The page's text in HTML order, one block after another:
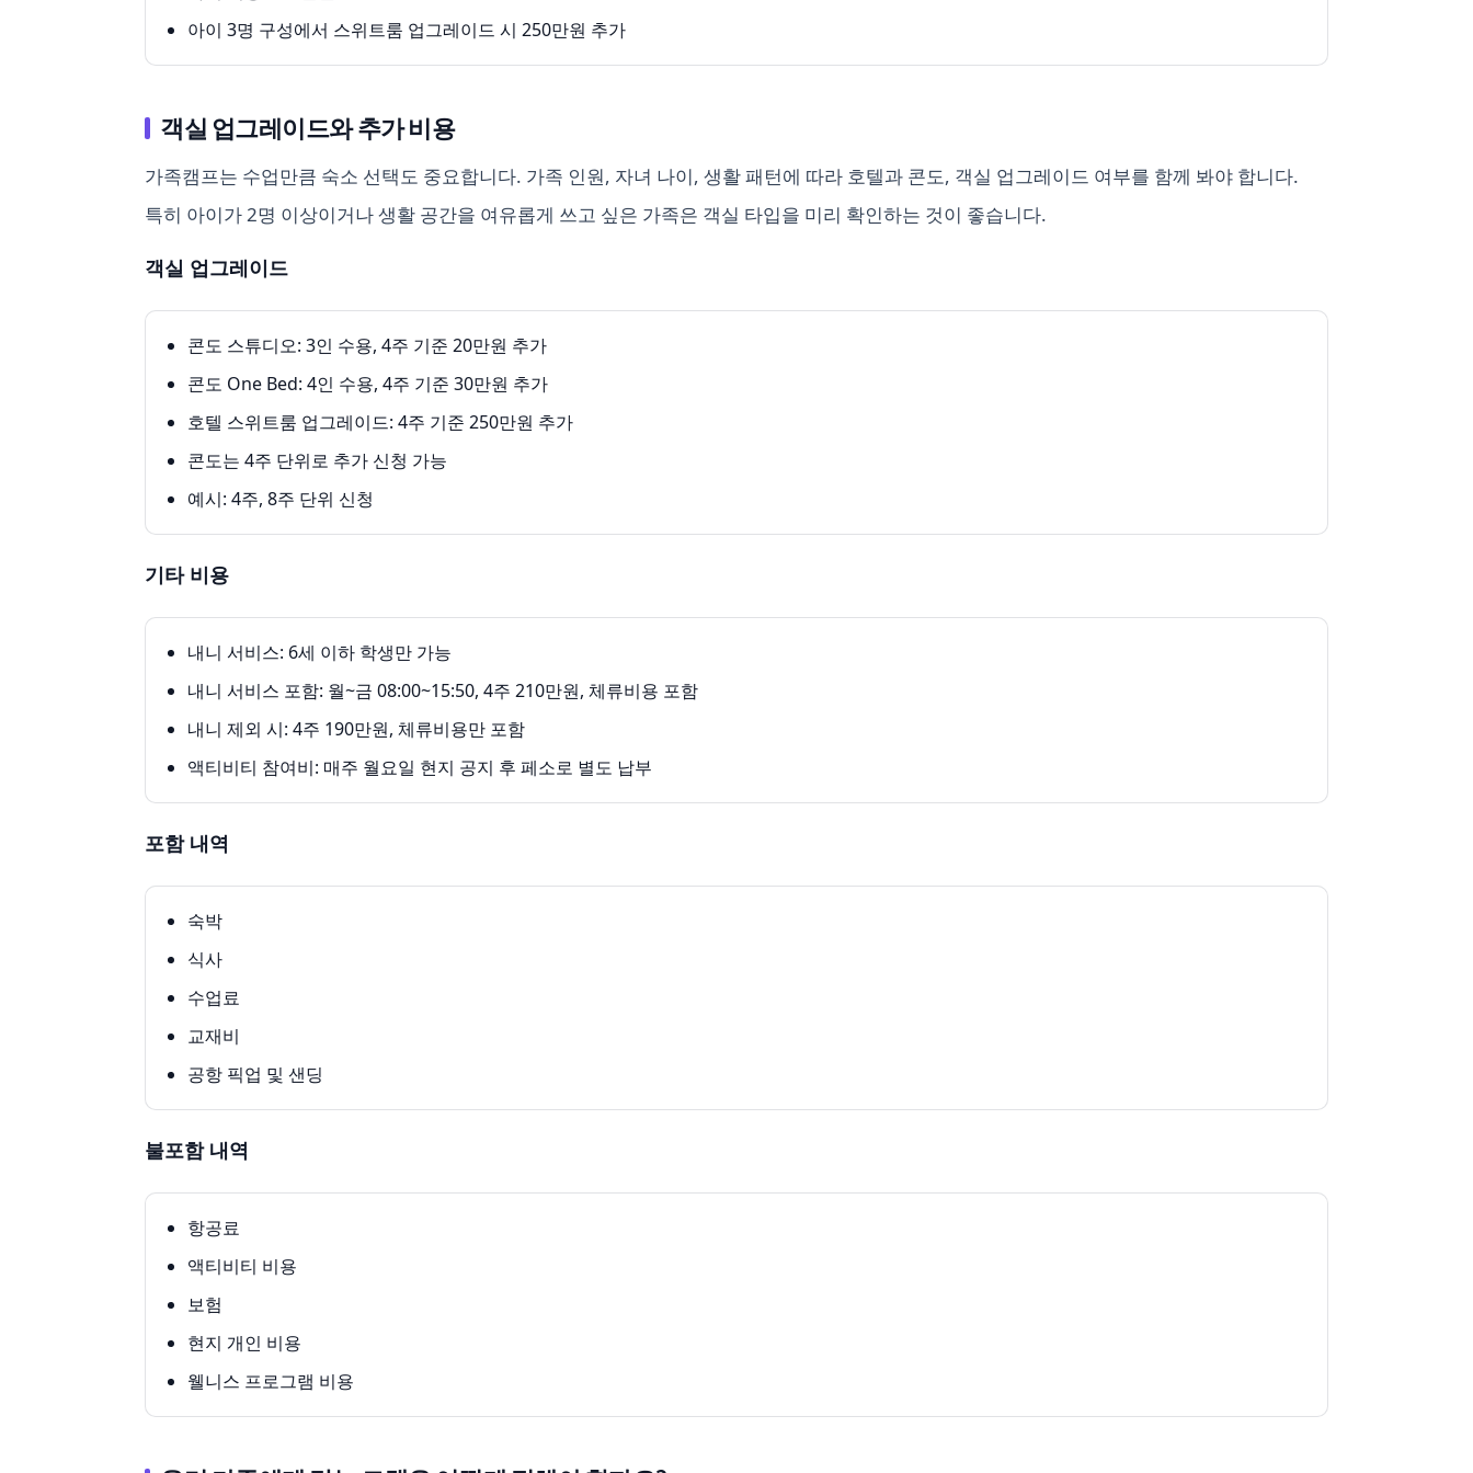
아이 3명 구성에서 스위트룸 업그레이드 시 250만원 추가
객실 업그레이드와 추가 비용
가족캠프는 수업만큼 숙소 선택도 중요합니다. 가족 인원, 자녀 나이, 생활 패턴에 따라 호텔과 콘도, 객실 업그레이드 여부를 함께 봐야 합니다.
특히 아이가 2명 이상이거나 생활 공간을 여유롭게 쓰고 싶은 가족은 객실 타입을 미리 확인하는 것이 좋습니다.
객실 업그레이드
콘도 스튜디오: 3인 수용, 4주 기준 20만원 추가
콘도 One Bed: 4인 수용, 4주 기준 30만원 추가
호텔 스위트룸 업그레이드: 4주 기준 250만원 추가
콘도는 4주 단위로 추가 신청 가능
예시: 4주, 8주 단위 신청
기타 비용
내니 서비스: 6세 이하 학생만 가능
내니 서비스 포함: 월~금 08:00~15:50, 4주 210만원, 체류비용 포함
내니 제외 시: 4주 190만원, 체류비용만 포함
액티비티 참여비: 매주 월요일 현지 공지 후 페소로 별도 납부
포함 내역
숙박
식사
수업료
교재비
공항 픽업 및 샌딩
불포함 내역
항공료
액티비티 비용
보험
현지 개인 비용
웰니스 프로그램 비용